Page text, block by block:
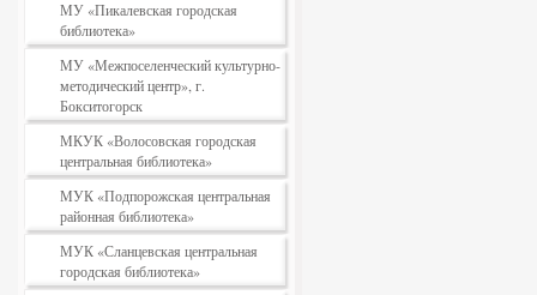
МУ «Пикалевская городская
библиотека»
МУ «Межпоселенческий культурно-
методический центр», г.
Бокситогорск
МКУК «Волосовская городская
центральная библиотека»
МУК «Подпорожская центральная
районная библиотека»
МУК «Сланцевская центральная
городская библиотека»